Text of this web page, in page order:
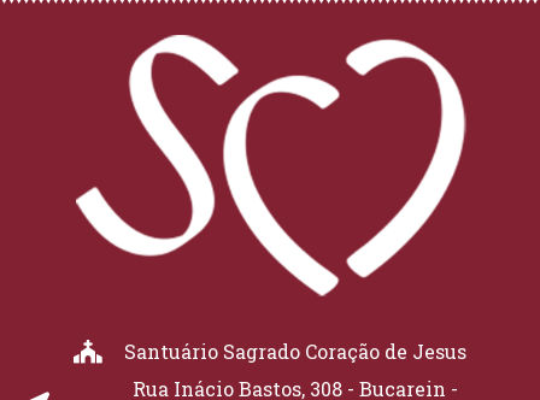
Santuário Sagrado Coração de Jesus
Rua Inácio Bastos, 308 - Bucarein -